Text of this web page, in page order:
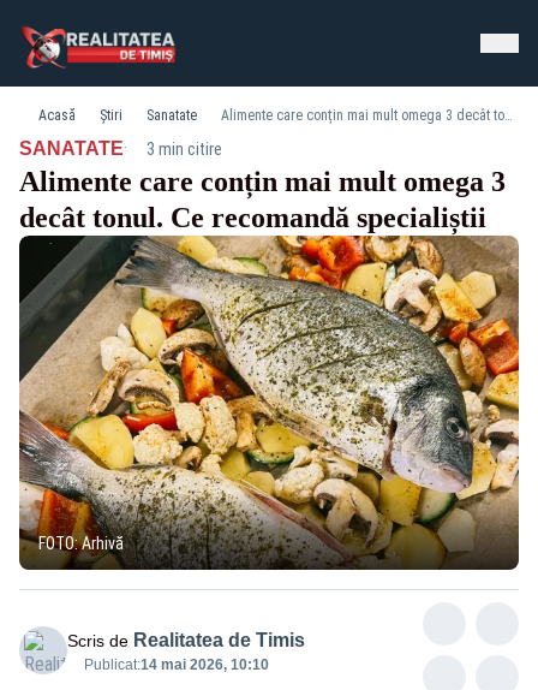
Acasă Știri Sanatate Alimente care conțin mai mult omega 3 decât tonul. Ce recomandă specialiștii
SANATATE· 3 min citire
Alimente care conțin mai mult omega 3
decât tonul. Ce recomandă specialiștii
FOTO: Arhivă
Scris de Realitatea de Timis
Publicat:14 mai 2026, 10:10